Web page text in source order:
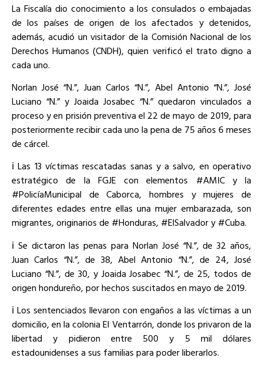
La Fiscalía dio conocimiento a los consulados o embajadas
de los países de origen de los afectados y detenidos,
además, acudió un visitador de la Comisión Nacional de los
Derechos Humanos (CNDH), quien verificó el trato digno a
cada uno.
Norlan José “N.”, Juan Carlos “N.”, Abel Antonio “N.”, José
Luciano “N.” y Joaida Josabec “N.” quedaron vinculados a
proceso y en prisión preventiva el 22 de mayo de 2019, para
posteriormente recibir cada uno la pena de 75 años 6 meses
de cárcel.
ℹ️ Las 13 víctimas rescatadas sanas y a salvo, en operativo
estratégico de la FGJE con elementos #AMIC y la
#PolicíaMunicipal de Caborca, hombres y mujeres de
diferentes edades entre ellas una mujer embarazada, son
migrantes, originarios de #Honduras, #ElSalvador y #Cuba.
ℹ️ Se dictaron las penas para Norlan José “N.”, de 32 años,
Juan Carlos “N.”, de 38, Abel Antonio “N.”, de 24, José
Luciano “N.”, de 30, y Joaida Josabec “N.”, de 25, todos de
origen hondureño, por hechos suscitados en mayo de 2019.
ℹ️ Los sentenciados llevaron con engaños a las víctimas a un
domicilio, en la colonia El Ventarrón, donde los privaron de la
libertad y pidieron entre 500 y 5 mil dólares
estadounidenses a sus familias para poder liberarlos.